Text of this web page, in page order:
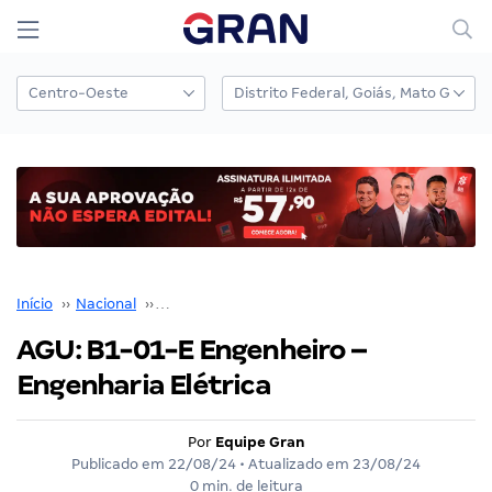
Início ›› Nacional ››
AGU: B1-01-E Engenheiro –
Engenharia Elétrica
Por Equipe Gran
Publicado em 22/08/24 • Atualizado em 23/08/24
0 min. de leitura